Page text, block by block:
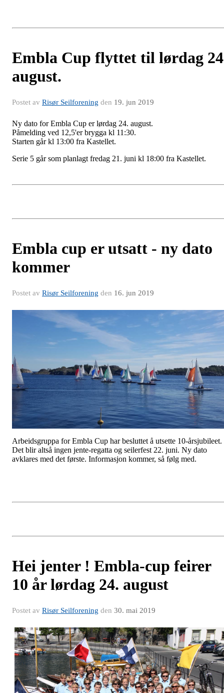
Embla Cup flyttet til lørdag
august.
Postet av Risør Seilforening den 19. jun 2019
Ny dato for Embla Cup er lørdag 24. august.
Påmelding ved 12,5'er brygga kl 11:30.
Starten går kl 13:00 fra Kastellet.
Serie 5 går som planlagt fredag 21. juni kl 18:00 fra Kastellet.
Embla cup er utsatt - ny dato
kommer
Postet av Risør Seilforening den 16. jun 2019
Arbeidsgruppa for Embla Cup har besluttet å utsette 10-årsjubileet.
Det blir altså ingen jente-regatta og seilerfest 22. juni. Ny dato
avklares med det første. Informasjon kommer, så følg med.
Hei jenter ! Embla-cup feirer
10 år lørdag 24. august
Postet av Risør Seilforening den 30. mai 2019